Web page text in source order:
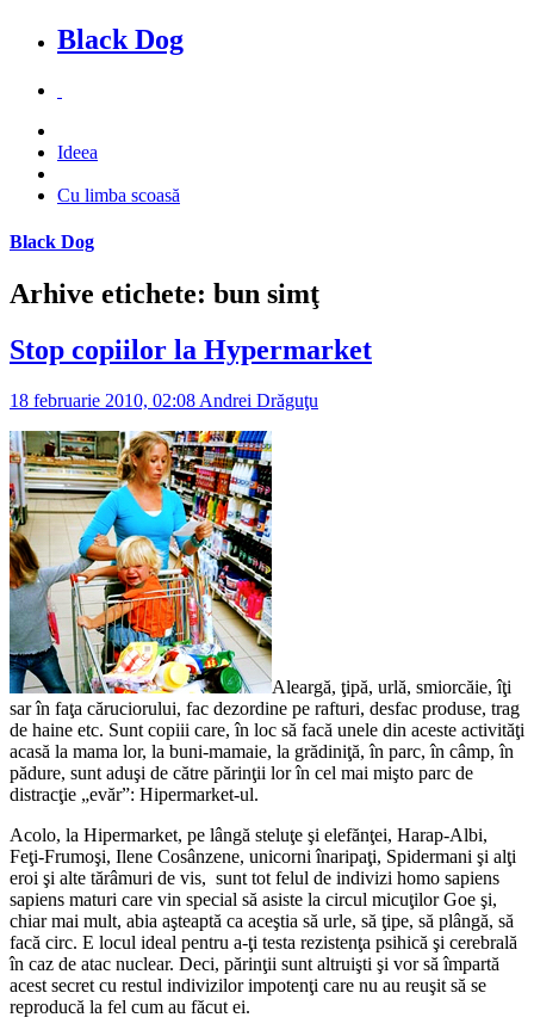
Black Dog
Ideea
Cu limba scoasă
Black Dog
Arhive etichete: bun simţ
Stop copiilor la Hypermarket
18 februarie 2010, 02:08 Andrei Drăguţu
Aleargă, ţipă, urlă, smiorcăie, îţi
sar în faţa căruciorului, fac dezordine pe rafturi, desfac produse, trag
de haine etc. Sunt copiii care, în loc să facă unele din aceste activităţi
acasă la mama lor, la buni-mamaie, la grădiniţă, în parc, în câmp, în
pădure, sunt aduşi de către părinţii lor în cel mai mişto parc de
distracţie „evăr”: Hipermarket-ul.
Acolo, la Hipermarket, pe lângă steluţe şi elefănţei, Harap-Albi,
Feţi-Frumoşi, Ilene Cosânzene, unicorni înaripaţi, Spidermani şi alţi
eroi şi alte tărâmuri de vis, sunt tot felul de indivizi homo sapiens
sapiens maturi care vin special să asiste la circul micuţilor Goe şi,
chiar mai mult, abia aşteaptă ca aceştia să urle, să ţipe, să plângă, să
facă circ. E locul ideal pentru a-ţi testa rezistenţa psihică şi cerebrală
în caz de atac nuclear. Deci, părinţii sunt altruişti şi vor să împartă
acest secret cu restul indivizilor impotenţi care nu au reuşit să se
reproducă la fel cum au făcut ei.